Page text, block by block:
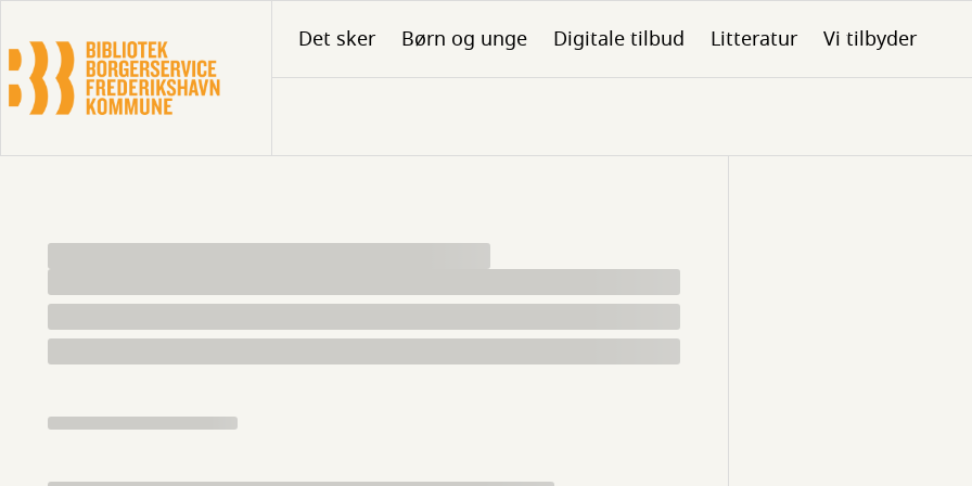
hovedindhold
Det sker Børn og unge Digitale tilbud Litteratur Vi tilbyder